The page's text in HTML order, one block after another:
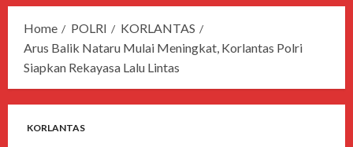
Home POLRI
KORLANTAS
Arus Balik Nataru Mulai Meningkat, Korlantas Polri
Siapkan Rekayasa Lalu Lintas
KORLANTAS